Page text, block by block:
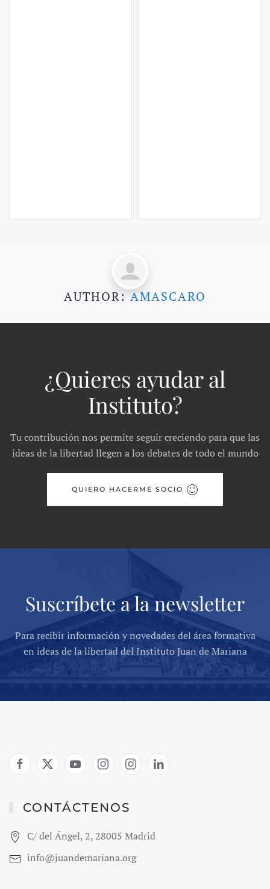
AUTHOR:AMASCARO
¿Quieres ayudar al
Instituto?
Tu contribución nos permite seguir creciendo para que las
ideas de la libertad llegen a los debates de todo el mundo
QUIERO HACERME SOCIO
Suscríbete a la newsletter
Para recibir información y novedades del área formativa
en ideas de la libertad del Instituto Juan de Mariana
CONTÁCTENOS
C/ del Ángel, 2, 28005 Madrid
info@juandemariana.org